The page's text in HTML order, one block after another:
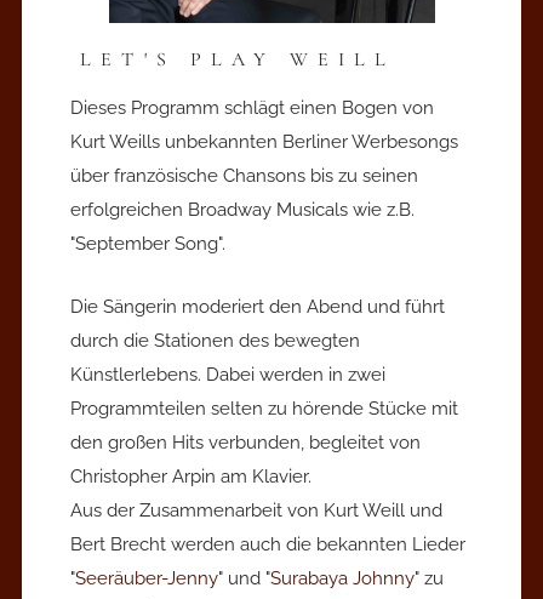
LET'S PLAY WEILL
Dieses Programm schlägt einen Bogen von
Kurt Weills unbekannten Berliner Werbesongs
über französische Chansons bis zu seinen
erfolgreichen Broadway Musicals wie z.B.
"September Song".
Die Sängerin moderiert den Abend und führt
durch die Stationen des bewegten
Künstlerlebens. Dabei werden in zwei
Programmteilen selten zu hörende Stücke mit
den großen Hits verbunden, begleitet von
Christopher Arpin am Klavier.
Aus der Zusammenarbeit von Kurt Weill und
Bert Brecht werden auch die bekannten Lieder
"Seeräuber-Jenny" und "Surabaya Johnny" zu